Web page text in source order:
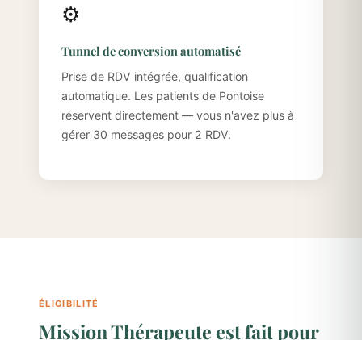
⚙️
Tunnel de conversion automatisé
Prise de RDV intégrée, qualification
automatique. Les patients de Pontoise
réservent directement — vous n'avez plus à
gérer 30 messages pour 2 RDV.
ÉLIGIBILITÉ
Mission Thérapeute est fait pour